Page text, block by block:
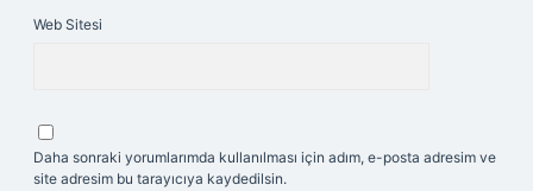
Web Sitesi
Daha sonraki yorumlarımda kullanılması için adım, e-posta adresim ve
site adresim bu tarayıcıya kaydedilsin.